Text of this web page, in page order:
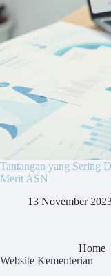
Tantangan yang Sering
Merit ASN
13 November
Home
Website Kementerian